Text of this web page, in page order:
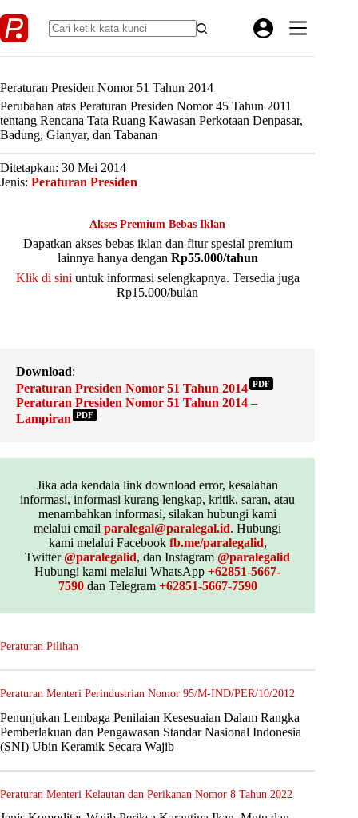
to
content
Peraturan Presiden Nomor 51 Tahun 2014
Perubahan atas Peraturan Presiden Nomor 45 Tahun 2011
tentang Rencana Tata Ruang Kawasan Perkotaan Denpasar,
Badung, Gianyar, dan Tabanan
Ditetapkan: 30 Mei 2014
Jenis: Peraturan Presiden
Akses Premium Bebas Iklan
Dapatkan akses bebas iklan dan fitur spesial premium
lainnya hanya dengan Rp55.000/tahun
Klik di sini untuk informasi selengkapnya. Tersedia juga
Rp15.000/bulan
Download:
Peraturan Presiden Nomor 51 Tahun 2014 PDF
Peraturan Presiden Nomor 51 Tahun 2014 –
Lampiran PDF
Jika ada kendala link download error, kesalahan
informasi, informasi kurang lengkap, kritik, saran, atau
menambahkan informasi, silakan hubungi kami
melalui emailparalegal@paralegal.id. Hubungi
kami melalui Facebook fb.me/paralegalid,
Twitter@paralegalid, dan Instagram@paralegalid
Hubungi kami melalui WhatsApp+62851-5667-
7590dan Telegram +62851-5667-7590
Peraturan Pilihan
Peraturan Menteri Perindustrian Nomor 95/M-IND/PER/10/2012
Penunjukan Lembaga Penilaian Kesesuaian Dalam Rangka
Pemberlakuan dan Pengawasan Standar Nasional Indonesia
(SNI) Ubin Keramik Secara Wajib
Peraturan Menteri Kelautan dan Perikanan Nomor 8 Tahun 2022